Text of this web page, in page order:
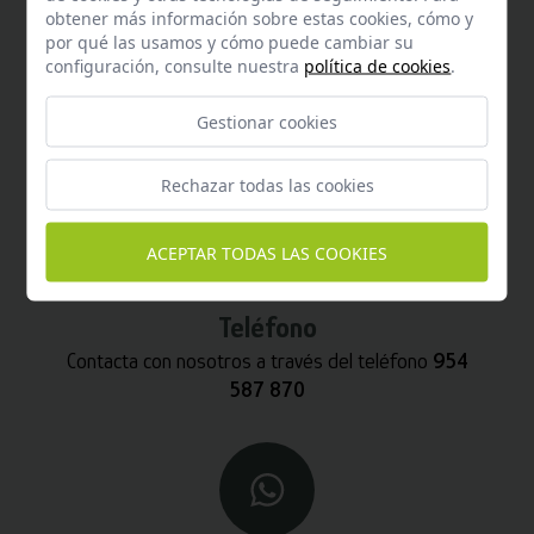
Contacta con nosotros vía email
Teléfono
Contacta con nosotros a través del teléfono 954
587 870
obtener más información sobre estas cookies, cómo y
por qué las usamos y cómo puede cambiar su
configuración, consulte nuestra política de cookies.
Gestionar cookies
Rechazar todas las cookies
ACEPTAR TODAS LAS COOKIES